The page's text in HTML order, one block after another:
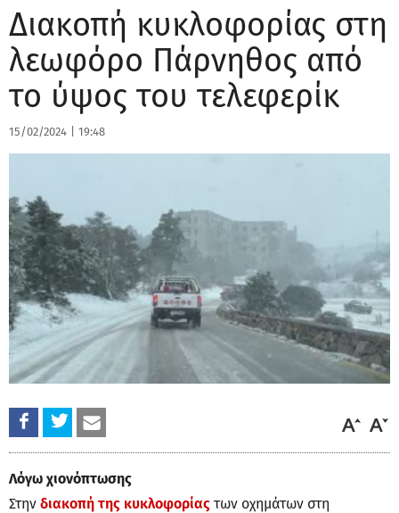
Διακοπή κυκλοφορίας στη
λεωφόρο Πάρνηθος από
το ύψος του τελεφερίκ
15/02/2024 19:48
Λόγω χιονόπτωσης
Στην διακοπή της κυκλοφορίας των οχημάτων στη